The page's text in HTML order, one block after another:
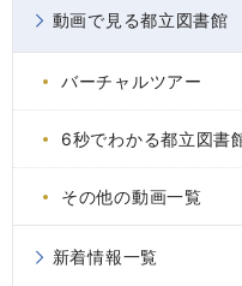
動画で見る都立図書館
バーチャルツアー
6秒でわかる都立図書
その他の動画一覧
新着情報一覧